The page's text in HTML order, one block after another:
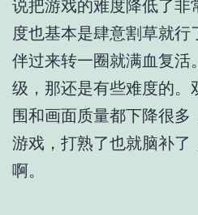
说把游戏的难度降低了非
度也基本是肆意割草就行
伴过来转一圈就满血复活
级，那还是有些难度的。
围和画面质量都下降很多
游戏，打熟了也就脑补了
啊。